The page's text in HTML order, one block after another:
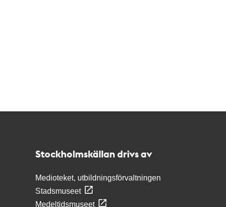
Stockholmskällan drivs av
Medioteket, utbildningsförvaltningen
Stadsmuseet
Medeltidsmuseet